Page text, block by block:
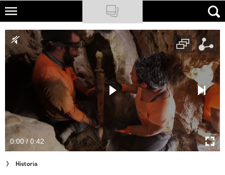
Skip
main
content
NATIONAL GEOGRAPHIC
TRAVELER
PODCASTY
Newsletter
Cuda Polski
Wielki Konkurs Fotograficzny
0:00 / 0:42
Historia